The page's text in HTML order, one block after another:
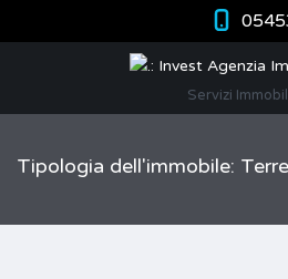
Servizi
Tipologia dell'immobile: